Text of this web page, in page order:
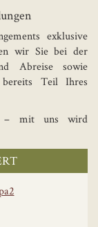
exklusive
wir Sie bei der
Abreise sowie
Teil Ihres
– mit uns wird